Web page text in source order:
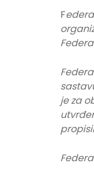
F
je za